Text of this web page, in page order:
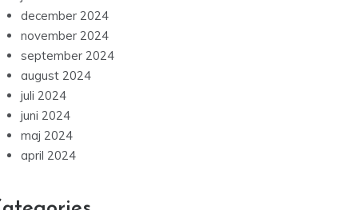
december 2024
november 2024
september 2024
august 2024
juli 2024
juni 2024
maj 2024
april 2024